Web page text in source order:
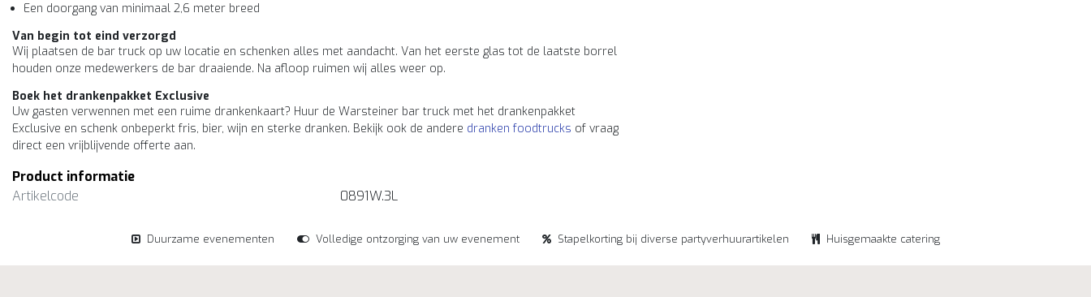
Een doorgang van minimaal 2,6 meter breed
Van begin tot eind verzorgd
Wij plaatsen de bar truck op uw locatie en schenken alles met aandacht. Van het eerste glas tot de laatste borrel
houden onze medewerkers de bar draaiende. Na afloop ruimen wij alles weer op.
Boek het drankenpakket Exclusive
Uw gasten verwennen met een ruime drankenkaart? Huur de Warsteiner bar truck met het drankenpakket
Exclusive en schenk onbeperkt fris, bier, wijn en sterke dranken. Bekijk ook de andere dranken foodtrucks of vraag
direct een vrijblijvende offerte aan.
Product informatie
Artikelcode
0891W.3L
Duurzame evenementen Volledige ontzorging van uw evenement Stapelkorting bij diverse partyverhuurartikelen Huisgemaakte catering